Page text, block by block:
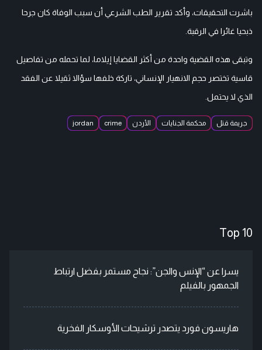
باشرت التحقيقات، وأكد تقرير الطب الشرعي أن سبب الوفاة كان جرحا
ذبحيا غائرا في الرقبة.
وتبقى هذه القضية واحدة من أكثر القضايا إيلاما، لما تحمله من تفاصيل
قاسية تختصر حجم الانهيار الإنساني، تاركة خلفها سؤالا ثقيلا عن الفقد
الذي لا يحتمل.
جريمة قتل محكمة الجنايات الأردن crime
jordan
Top 10
يسرا عن “الإنس والجن”: نجاح مستمر بفضل ارتباط
الجمهور بالفيلم
هاريسون فورد يتصدر ترشيحات الأوسكار الفخرية